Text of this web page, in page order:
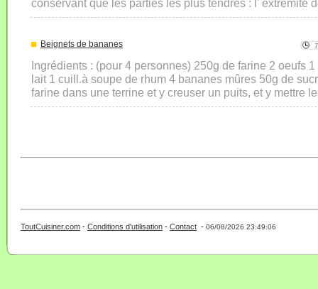
conservant que les parties les plus tendres : l' extrémité
Beignets de bananes
Ingrédients : (pour 4 personnes) 250g de farine 2 oeufs
lait 1 cuill.à soupe de rhum 4 bananes mûres 50g de
farine dans une terrine et y creuser un puits, et y mettre
ToutCuisiner.com - Conditions d'utilisation - Contact - 06/08/2026 23:49:06